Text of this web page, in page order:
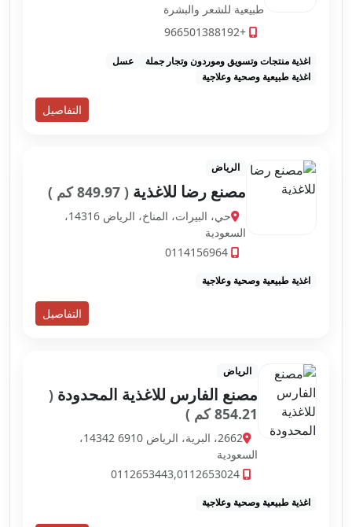
طبيعية للشعر والبشرة
+966501388192
اغذية منتجات وتسويق وموردون وتجار جملة
عسل
اغذية طبيعية وصحية وعلاجية
التفاصيل
الرياض
مصنع رضا للاغذية ( 849.97 كم )
حي، البيرات، المناخ، الرياض 14316،
السعودية
0114156964
اغذية طبيعية وصحية وعلاجية
التفاصيل
الرياض
مصنع الفارس للاغذية المحدودة(
854.21 كم )
2662، البرية، الرياض 14342 6910،
السعودية
0112653443,0112653024
اغذية طبيعية وصحية وعلاجية